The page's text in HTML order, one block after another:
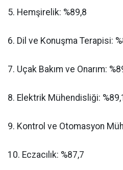
​5. Hemşirelik: %89,8
​6. Dil ve Konuşma Terapisi:
​7. Uçak Bakım ve Onarım:
​8. Elektrik Mühendisliği:
​9. Kontrol ve Otomasyon
​10. Eczacılık: %87,7